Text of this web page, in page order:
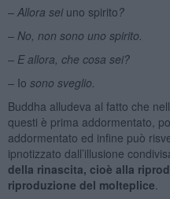
– Allora sei uno spirito?
– No, non sono uno spirito.
– E allora, che cosa sei?
– Io sono sveglio.
Buddha alludeva al fatto che
questi è prima addormentato,
addormentato ed infine può
ipnotizzato dall’illusione
della rinascita, cioè alla
riproduzione del molteplice